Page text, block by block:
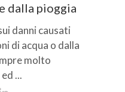
dalla pioggia
danni causati
di acqua o dalla
molto
...